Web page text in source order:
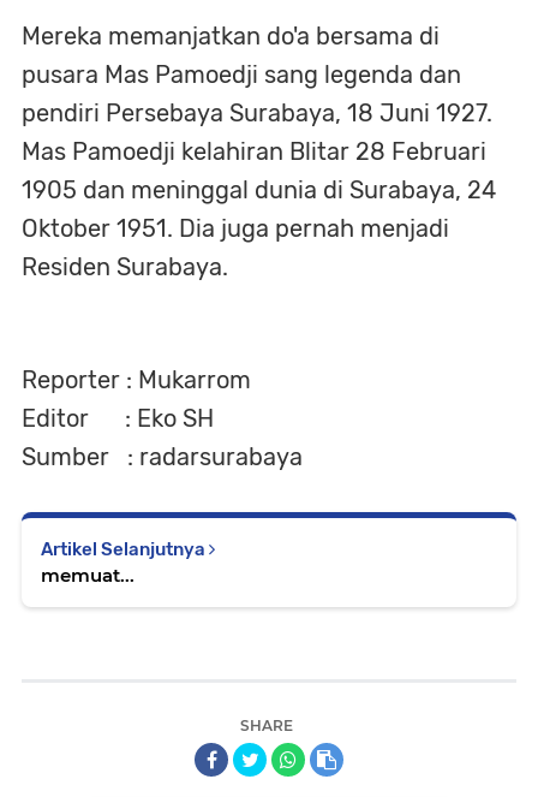
Mereka memanjatkan do'a bersama di
pusara Mas Pamoedji sang legenda dan
pendiri Persebaya Surabaya, 18 Juni 1927.
Mas Pamoedji kelahiran Blitar 28 Februari
1905 dan meninggal dunia di Surabaya, 24
Oktober 1951. Dia juga pernah menjadi
Residen Surabaya.
Reporter : Mukarrom
Editor : Eko SH
Sumber : radarsurabaya
Artikel Selanjutnya
memuat...
SHARE